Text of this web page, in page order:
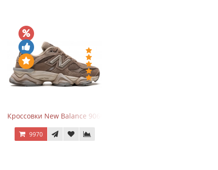
Кроссовки New Balance 9060 Mushroom
9970